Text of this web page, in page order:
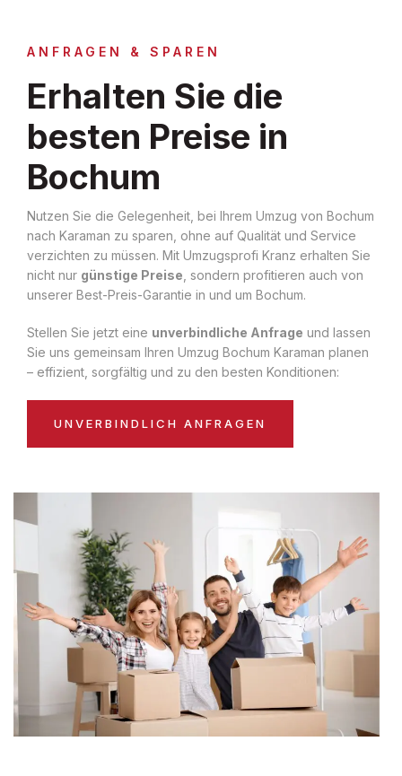
ANFRAGEN & SPAREN
Erhalten Sie die
besten Preise in
Bochum
Nutzen Sie die Gelegenheit, bei Ihrem Umzug von Bochum
nach Karaman zu sparen, ohne auf Qualität und Service
verzichten zu müssen. Mit Umzugsprofi Kranz erhalten Sie
nicht nur günstige Preise , sondern profitieren auch von
unserer Best-Preis-Garantie in und um Bochum.
Stellen Sie jetzt eine unverbindliche Anfrage und lassen
Sie uns gemeinsam Ihren Umzug Bochum Karaman planen
– effizient, sorgfältig und zu den besten Konditionen:
UNVERBINDLICH ANFRAGEN